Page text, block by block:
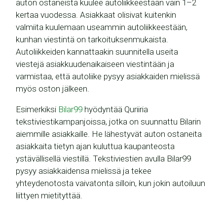
auton ostaneista kuulee autoliikkeestään vain 1–2
kertaa vuodessa. Asiakkaat olisivat kuitenkin
valmiita kuulemaan useammin autoliikkeestään,
kunhan viestintä on tarkoituksenmukaista.
Autoliikkeiden kannattaakin suunnitella useita
viestejä asiakkuudenaikaiseen viestintään ja
varmistaa, että autoliike pysyy asiakkaiden mielissä
myös oston jälkeen.
Esimerkiksi Bilar99 hyödyntää Quriiria
tekstiviestikampanjoissa, jotka on suunnattu Bilarin
aiemmille asiakkaille. He lähestyvät auton ostaneita
asiakkaita tietyn ajan kuluttua kaupanteosta
ystävällisellä viestillä. Tekstiviestien avulla Bilar99
pysyy asiakkaidensa mielissä ja tekee
yhteydenotosta vaivatonta silloin, kun jokin autoiluun
liittyen mietityttää.